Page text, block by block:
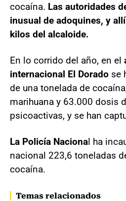
cocaína. Las autoridades
inusual de adoquines, y
kilos del alcaloide.
En lo corrido del año, en el
internacional El Dorado se
de una tonelada de
marihuana y 63.000 dosis
psicoactivas, y se han
La Policía Nacional ha
nacional 223,6 toneladas
cocaína.
Temas relacionados